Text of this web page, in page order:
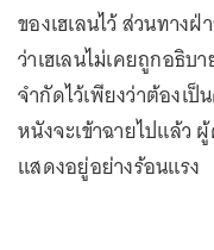
ของเฮเลนไว้ ส่วนทาง
ว่าเฮเลนไม่เคยถูกอธิบ
จำกัดไว้เพียงว่าต้องเป็
หนังจะเข้าฉายไปแล้ว
แสดงอยู่อย่างร้อนแรง